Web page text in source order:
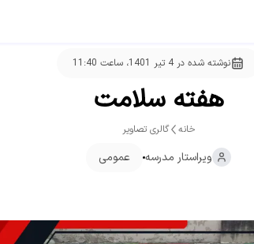
نوشته شده در 4 تیر 1401، ساعت 11:40
هفته سلامت
خانه گالری تصاویر
ویراستار مدرسه عمومی